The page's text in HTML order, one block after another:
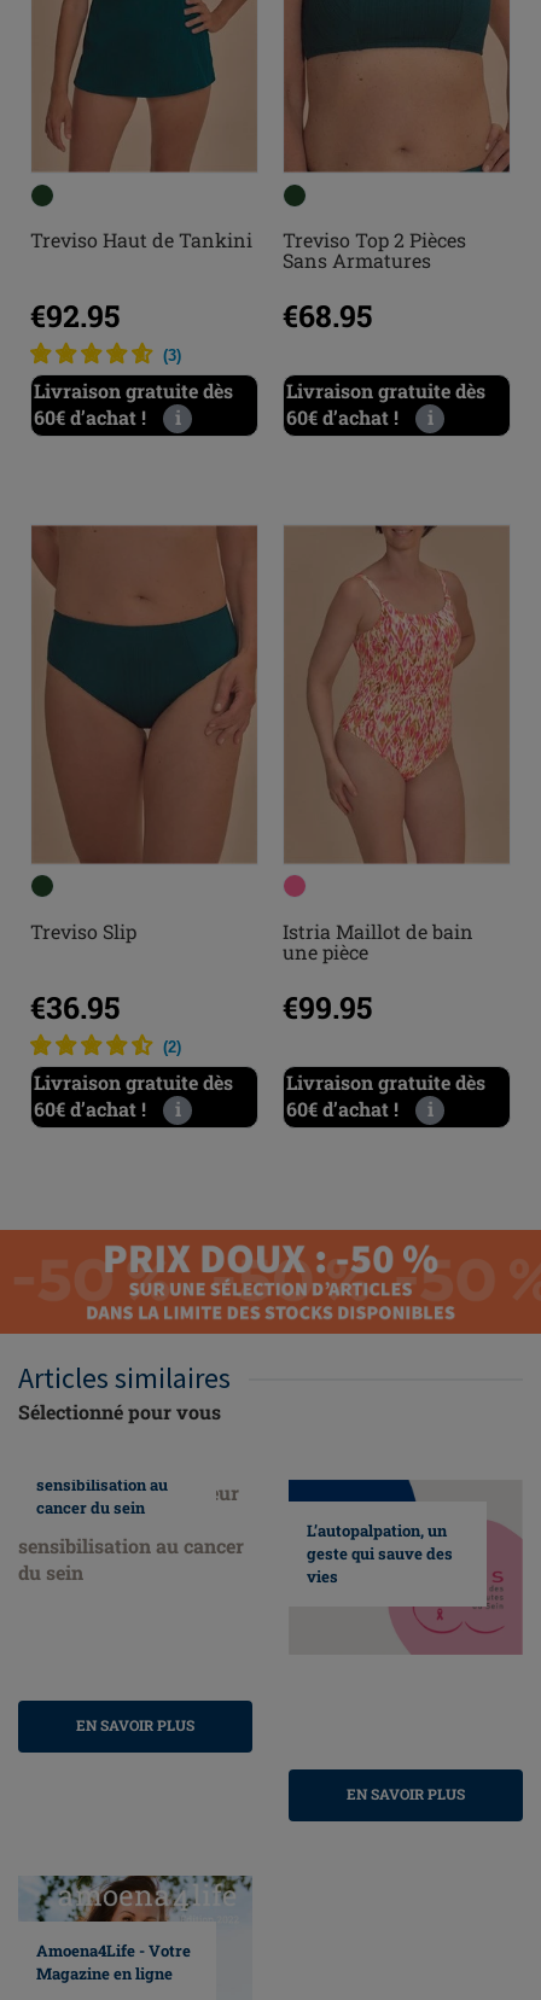
Treviso Haut de Tankini
€92.95
(3)
Livraison gratuite dès
60€ d’achat !
i
Treviso Top 2 Pièces
Sans Armatures
€68.95
Livraison gratuite dès
60€ d’achat !
i
Treviso Slip
€36.95
(2)
Livraison gratuite dès
60€ d’achat !
i
Istria Maillot de bain
une pièce
€99.95
Livraison gratuite dès
60€ d’achat !
i
Articles similaires
Sélectionné pour vous
sensibilisation au
cancer du sein
EN SAVOIR PLUS
L’autopalpation, un
geste qui sauve des
vies
EN SAVOIR PLUS
Amoena4Life - Votre
Magazine en ligne